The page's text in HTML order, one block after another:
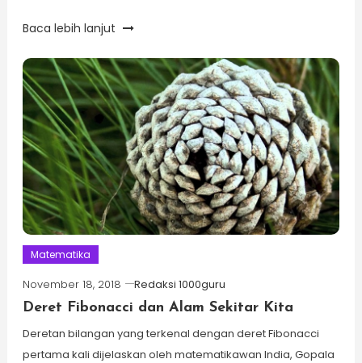
Baca lebih lanjut
Matematika
November 18, 2018
Redaksi 1000guru
Deret Fibonacci dan Alam Sekitar Kita
Deretan bilangan yang terkenal dengan deret Fibonacci
pertama kali dijelaskan oleh matematikawan India, Gopala